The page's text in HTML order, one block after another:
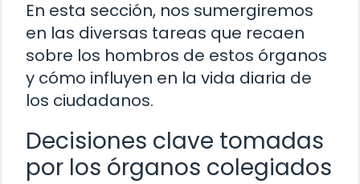
En esta sección, nos sumergiremos
en las diversas tareas que recaen
sobre los hombros de estos órganos
y cómo influyen en la vida diaria de
los ciudadanos.
Decisiones clave tomadas
por los órganos colegiados